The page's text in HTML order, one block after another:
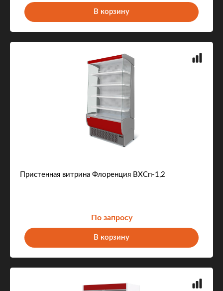
В корзину
Пристенная витрина Флоренция ВХСп-1,2
По запросу
В корзину